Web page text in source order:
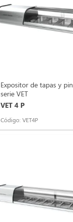
Expositor de tapas y
serie VET
VET 4 P
Código: VET4P